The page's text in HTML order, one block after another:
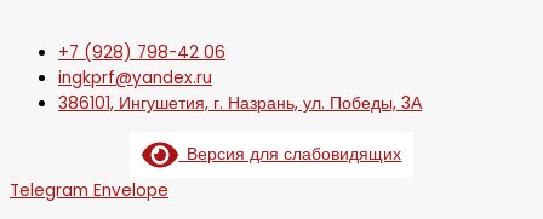
+7 (928) 798-42 06
ingkprf@yandex.ru
386101, Ингушетия, г. Назрань, ул. Победы, 3А
Версия для слабовидящих
Telegram Envelope